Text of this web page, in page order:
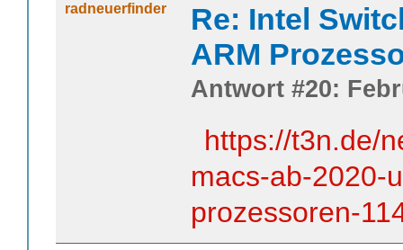
radneuerfinder
Re: Intel
ARM
Antwort #20:
https://t3n.de/
macs-ab-2020-
prozessoren-